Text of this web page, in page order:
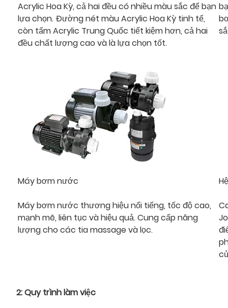
Acrylic Hoa Kỳ, cả hai đều có nhiều màu sắc để bạn
lựa chọn. Đường nét màu Acrylic Hoa Kỳ tinh tế,
còn tấm Acrylic Trung Quốc tiết kiệm hơn, cả hai
đều chất lượng cao và là lựa chọn tốt.
Máy bơm nước
Máy bơm nước thương hiệu nổi tiếng, tốc độ cao,
mạnh mẽ, liên tục và hiệu quả. Cung cấp năng
lượng cho các tia massage và lọc.
2: Quy trình làm việc